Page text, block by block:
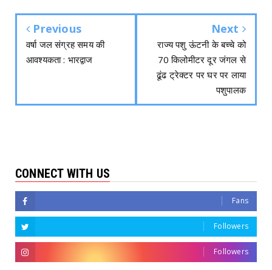
Previous
वर्षा जल संग्रह समय की
आवश्यकता : भारद्वाज
Next
राज्य पशु ऊंटनी के बच्चे को
70 किलोमीटर दूर जंगल से
ढूंढ ट्रेक्टर पर घर पर लाया
पशुपालक
CONNECT WITH US
Fans
Followers
Followers